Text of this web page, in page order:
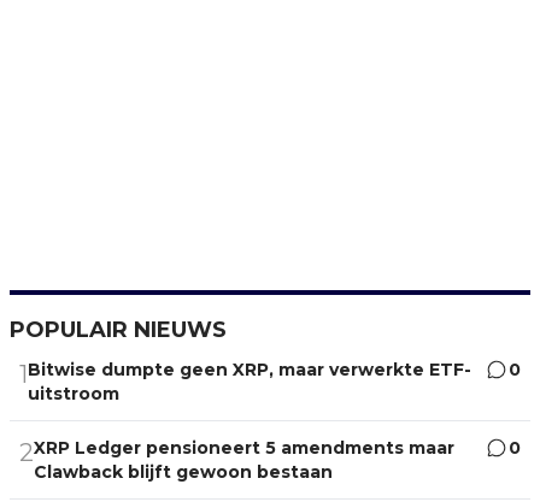
POPULAIR NIEUWS
1Bitwise dumpte geen XRP, maar verwerkte ETF-
uitstroom
0
2XRP Ledger pensioneert 5 amendments maar
Clawback blijft gewoon bestaan
0